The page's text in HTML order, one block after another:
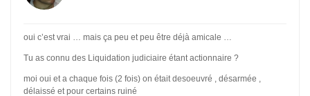
oui c’est vrai … mais ça peu et peu être déjà amicale …
Tu as connu des Liquidation judiciaire étant actionnaire ?
moi oui et a chaque fois (2 fois) on était desoeuvré , désarmée ,
délaissé et pour certains ruiné